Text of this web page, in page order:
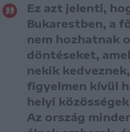
Ez azt jelenti,
Bukarestben, a
nem hozhatnak
döntéseket,
nekik
figyelmen kívül
helyi
Az ország